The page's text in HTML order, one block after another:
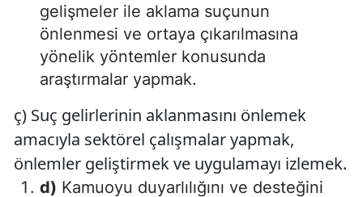
gelişmeler ile aklama suçunun
önlenmesi ve ortaya çıkarılmasına
yönelik yöntemler konusunda
araştırmalar yapmak.
ç) Suç gelirlerinin aklanmasını önlemek
amacıyla sektörel çalışmalar yapmak,
önlemler geliştirmek ve uygulamayı izlemek.
d) Kamuoyu duyarlılığını ve desteğini